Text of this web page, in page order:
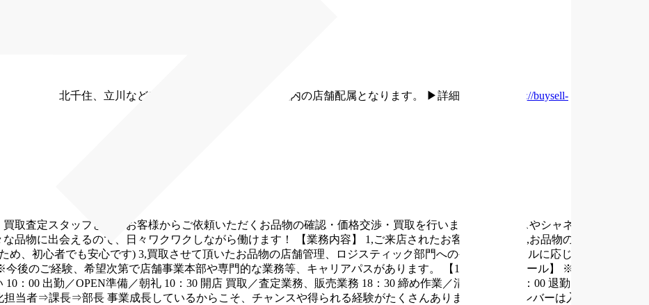
、上野、北千住、立川など）
※自宅から通勤1時間半以内の店舗配属となります。 ▶詳細はこちら
https://buysell-
取査定スタッフとしてお客様からご依頼いただくお品物の確認・価格交渉・買取を行います。
エルメスやシャネル等のブラン
品物に出会えるので、日々ワクワクしながら働けます！
【業務内容】 1,ご来店されたお客様のご案内
2,お品物の確認や査定、
め、初心者でも安心です) 3,買取させて頂いたお品物の店舗管理、ロジスティック部門への発送業務
スキルに応じて、店舗の数
今後のご経験、希望次第で店舗事業本部や専門的な業務等、キャリアパスがあります。 【1日のスケジュール】
※店舗によって
10：00 出勤／OPEN準備／朝礼 10：30 開店 買取／査定業務、販売業務 18：30 締め作業／清掃／夕礼 19：00 退勤
担当者⇒課長⇒部長 事業成長しているからこそ、チャンスや得られる経験がたくさんあります！
早いメンバーは入社1~2年でス